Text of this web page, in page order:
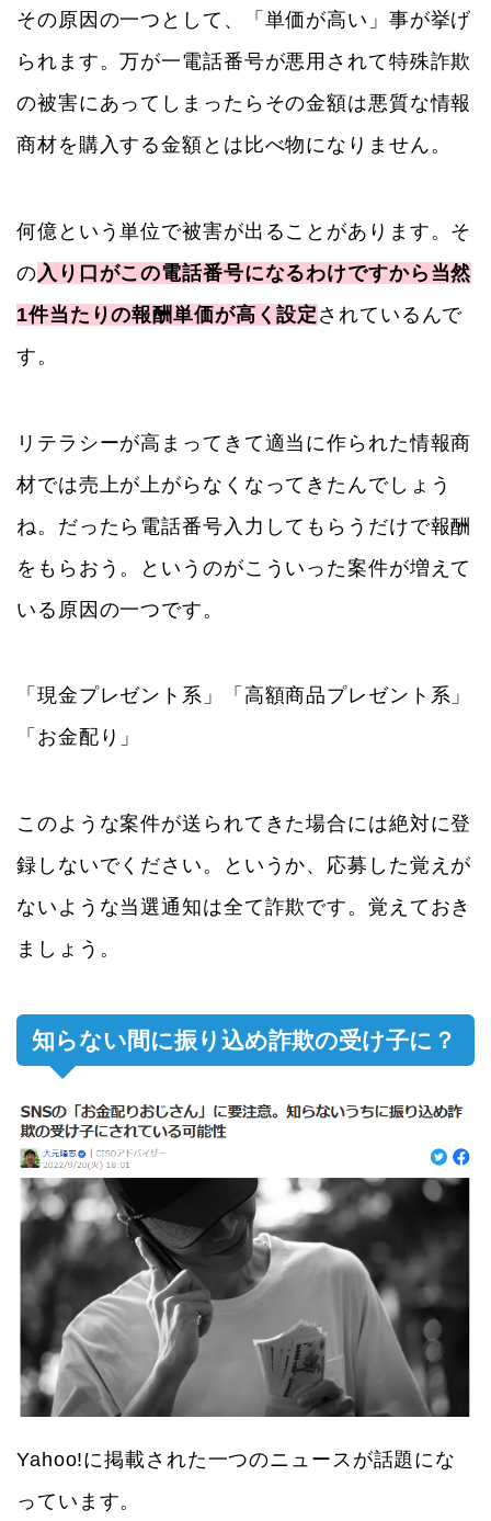
その原因の一つとして、「単価が高い」事が挙げ
られます。万が一電話番号が悪用されて特殊詐欺
の被害にあってしまったらその金額は悪質な情報
商材を購入する金額とは比べ物になりません。
何億という単位で被害が出ることがあります。そ
の 入り口がこの電話番号になるわけですから当然
1件当たりの報酬単価が高く設定 されているんで
す。
リテラシーが高まってきて適当に作られた情報商
材では売上が上がらなくなってきたんでしょう
ね。だったら電話番号入力してもらうだけで報酬
をもらおう。というのがこういった案件が増えて
いる原因の一つです。
「現金プレゼント系」「高額商品プレゼント系」
「お金配り」
このような案件が送られてきた場合には絶対に登
録しないでください。というか、応募した覚えが
ないような当選通知は全て詐欺です。覚えておき
ましょう。
知らない間に振り込め詐欺の受け子に？
Yahoo!に掲載された一つのニュースが話題にな
っています。